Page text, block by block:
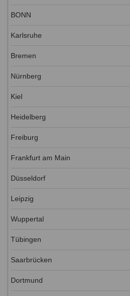
BONN
Karlsruhe
Bremen
Nürnberg
Kiel
Heidelberg
Freiburg
Frankfurt am Main
Düsseldorf
Leipzig
Wuppertal
Tübingen
Saarbrücken
Dortmund